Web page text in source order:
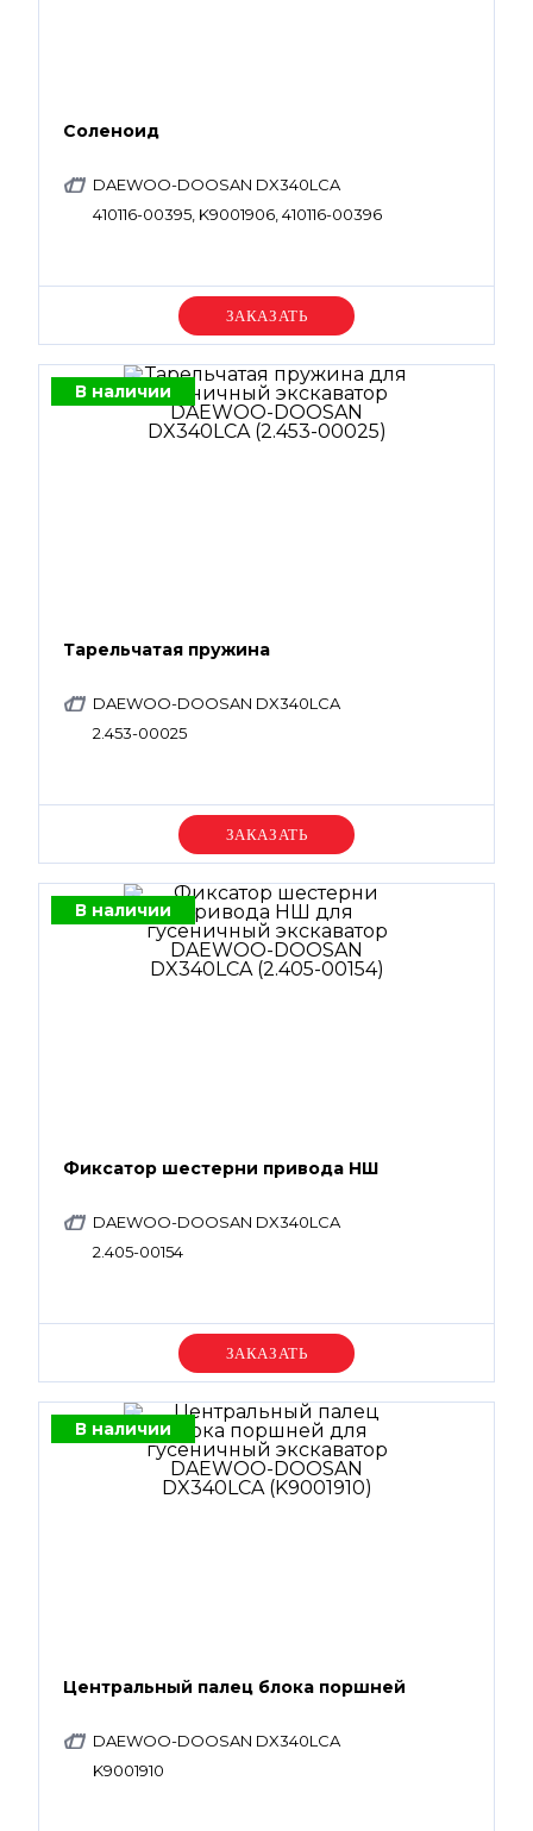
Соленоид
DAEWOO-DOOSAN DX340LCA
410116-00395, K9001906, 410116-00396
Уточняйте цену
В наличии
Тарельчатая пружина
DAEWOO-DOOSAN DX340LCA
2.453-00025
Уточняйте цену
В наличии
Фиксатор шестерни привода НШ
DAEWOO-DOOSAN DX340LCA
2.405-00154
Уточняйте цену
В наличии
Центральный палец блока поршней
DAEWOO-DOOSAN DX340LCA
K9001910